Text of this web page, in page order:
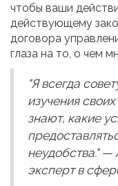
чтобы ваши
действующему
договора
глаза на то, о чем
"Я всегда
изучения
знают, какие
неудобства." —
эксперт в